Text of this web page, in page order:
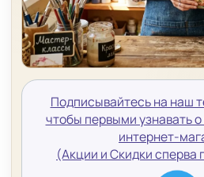
Подписывайтесь на наш
чтобы первыми узнавать
интернет-
(Акции и Скидки сперва